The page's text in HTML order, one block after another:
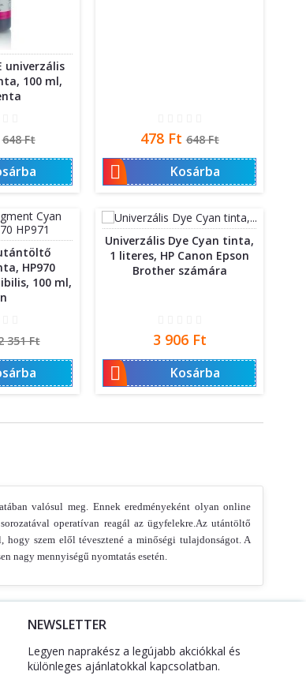
univerzális
100 ml,
Normál
ár
648 Ft Ár
478 Ft Normál
ár
648 Ft
 Kosárba
HP970
100 ml,
351 Ft
Univerzális Dye Cyan tinta,
1 literes, HP Canon Epson
Brother számára
Ár
3 906 Ft
 Kosárba
valósul meg. Ennek eredményeként olyan online
operatívan reagál az ügyfelekre.Az utántöltő
szem elől tévesztené a minőségi tulajdonságot. A
nagy mennyiségű nyomtatás esetén.
NEWSLETTER
Legyen naprakész a legújabb akciókkal és
különleges ajánlatokkal kapcsolatban.